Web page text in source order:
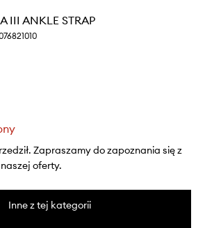
III ANKLE STRAP
Zapraszamy do zapoznania się z
oferty.
Inne z tej kategorii